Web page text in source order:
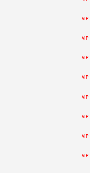
VIP
VIP
VIP
VIP
VIP
VIP
VIP
VIP